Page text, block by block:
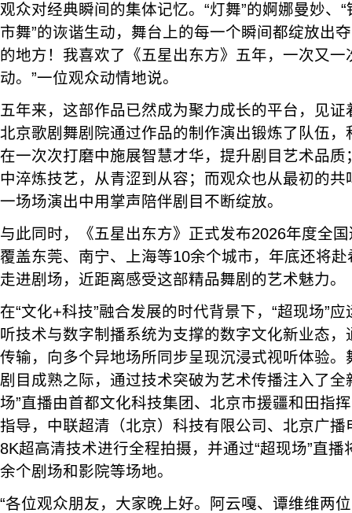
观众对经典瞬间的集体记忆。“灯舞”的婀娜曼妙、“
市舞”的诙谐生动，舞台上的每一个瞬间都绽放出
的地方！我喜欢了《五星出东方》五年，一次又
动。”一位观众动情地说。
五年来，这部作品已然成为聚力成长的平台，见
北京歌剧舞剧院通过作品的制作演出锻炼了队伍
在一次次打磨中施展智慧才华，提升剧目艺术品
中淬炼技艺，从青涩到从容；而观众也从最初的
一场场演出中用掌声陪伴剧目不断绽放。
与此同时，《五星出东方》正式发布2026年度全
覆盖东莞、南宁、上海等10余个城市，年底还将
走进剧场，近距离感受这部精品舞剧的艺术魅力。
在“文化+科技”融合发展的时代背景下，“超现场”
听技术与数字制播系统为支撑的数字文化新业态
传输，向多个异地场所同步呈现沉浸式视听体验
剧目成熟之际，通过技术突破为艺术传播注入了全
场”直播由首都文化科技集团、北京市援疆和田指
指导，中联超清（北京）科技有限公司、北京广
8K超高清技术进行全程拍摄，并通过“超现场”直
余个剧场和影院等场地。
“各位观众朋友，大家晚上好。阿云嘎、谭维维两